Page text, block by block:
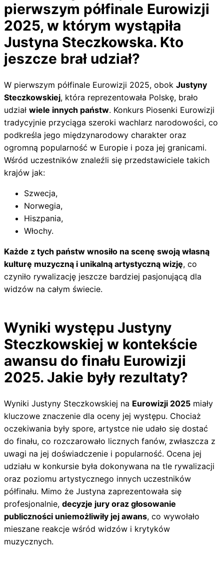
pierwszym półfinale Eurowizji
2025, w którym wystąpiła
Justyna Steczkowska. Kto
jeszcze brał udział?
W pierwszym półfinale Eurowizji 2025, obok Justyny
Steczkowskiej, która reprezentowała Polskę, brało
udział wiele innych państw. Konkurs Piosenki Eurowizji
tradycyjnie przyciąga szeroki wachlarz narodowości, co
podkreśla jego międzynarodowy charakter oraz
ogromną popularność w Europie i poza jej granicami.
Wśród uczestników znaleźli się przedstawiciele takich
krajów jak:
Szwecja,
Norwegia,
Hiszpania,
Włochy.
Każde z tych państw wnosiło na scenę swoją własną
kulturę muzyczną i unikalną artystyczną wizję, co
czyniło rywalizację jeszcze bardziej pasjonującą dla
widzów na całym świecie.
Wyniki występu Justyny
Steczkowskiej w kontekście
awansu do finału Eurowizji
2025. Jakie były rezultaty?
Wyniki Justyny Steczkowskiej na Eurowizji 2025 miały
kluczowe znaczenie dla oceny jej występu. Chociaż
oczekiwania były spore, artystce nie udało się dostać
do finału, co rozczarowało licznych fanów, zwłaszcza z
uwagi na jej doświadczenie i popularność. Ocena jej
udziału w konkursie była dokonywana na tle rywalizacji
oraz poziomu artystycznego innych uczestników
półfinału. Mimo że Justyna zaprezentowała się
profesjonalnie, decyzje jury oraz głosowanie
publiczności uniemożliwiły jej awans, co wywołało
mieszane reakcje wśród widzów i krytyków
muzycznych.